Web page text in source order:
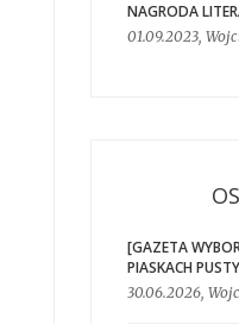
NAGRODA
01.09.2023,
[GAZETA
PIASKACH
30.06.2026,